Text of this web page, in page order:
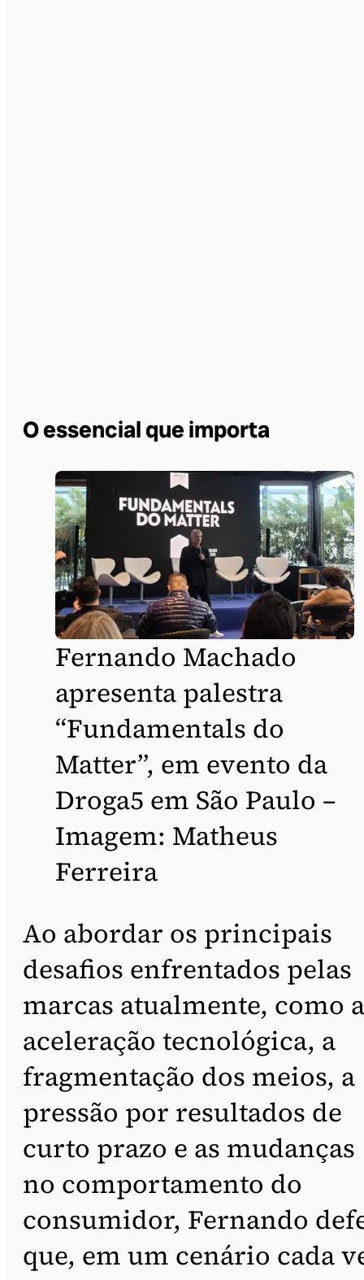
O essencial que importa
Fernando Machado
apresenta palestra
“Fundamentals do
Matter”, em evento da
Droga5 em São Paulo –
Imagem: Matheus
Ferreira
Ao abordar os principais
desafios enfrentados pelas
marcas atualmente, como a
aceleração tecnológica, a
fragmentação dos meios, a
pressão por resultados de
curto prazo e as mudanças
no comportamento do
consumidor, Fernando
que, em um cenário cada